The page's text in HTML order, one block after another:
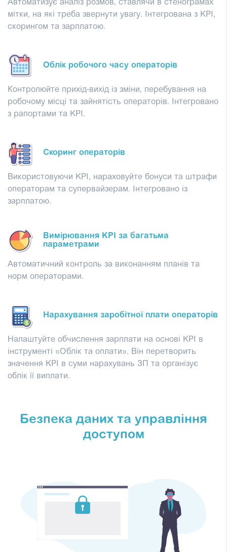
Автоматизує аналіз розмов, ставлячи в стенограмах
мітки, на які треба звернути увагу. Інтегрована з KPI,
скорингом та зарплатою.
Облік робочого часу операторів
Контролюйте прихід-вихід із зміни, перебування на
робочому місці та зайнятість операторів. Інтегровано
з рапортами та KPI.
Скоринг операторів
Використовуючи KPI, нараховуйте бонуси та штрафи
операторам та супервайзерам. Інтегровано із
зарплатою.
Вимірювання KPI за багатьма
параметрами
Автоматичний контроль за виконанням планів та
норм операторами.
Нарахування заробітної плати операторів
Налаштуйте обчислення зарплати на основі KPI в
інструменті «Облік та оплати». Він перетворить
значення KPI в суми нарахувань ЗП та організує
облік її виплати.
Безпека даних та управління
доступом